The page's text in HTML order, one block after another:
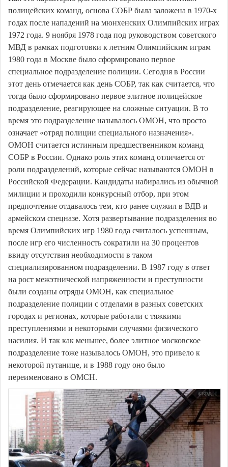
полицейских команд, основа СОБР была заложена в 1970-х
годах после нападений на мюнхенских Олимпийских играх
1972 года. 9 ноября 1978 года под руководством советского
МВД в рамках подготовки к летним Олимпийским играм
1980 года в Москве было сформировано первое
специальное подразделение полиции. Сегодня в России
этот день отмечается как день СОБР, так как считается, что
тогда было сформировано первое элитное полицейское
подразделение, реагирующее на сложные ситуации. В то
время это подразделение называлось ОМОН, что просто
означает «отряд полиции специального назначения».
ОМОН считается истинным предшественником команд
СОБР в России. Однако роль этих команд отличается от
роли подразделений, которые сейчас называются ОМОН в
Российской Федерации. Кандидаты набирались из обычной
милиции и проходили конкурсный отбор, при этом
предпочтение отдавалось тем, кто ранее служил в ВДВ и
армейском спецназе. Хотя развертывание подразделения во
время Олимпийских игр 1980 года считалось успешным,
после игр его численность сократили на 30 процентов
ввиду отсутствия необходимости в таком
специализированном подразделении. В 1987 году в ответ
на рост межэтнической напряженности и преступности
были созданы отряды ОМОН, как специальное
подразделение полиции с отделами в разных советских
городах и регионах, которые работали с тяжкими
преступлениями и некоторыми случаями физического
насилия. И так как меньшее, более элитное московское
подразделение тоже называлось ОМОН, это привело к
некоторой путанице, и в 1988 году оно было
переименовано в ОМСН.